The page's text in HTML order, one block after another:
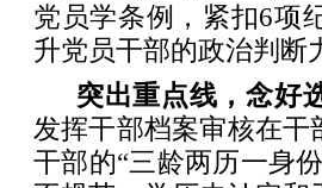
党员学条例，紧扣6项
升党员干部的政治判断
突出重点线，念好
发挥干部档案审核在
干部的“三龄两历一身